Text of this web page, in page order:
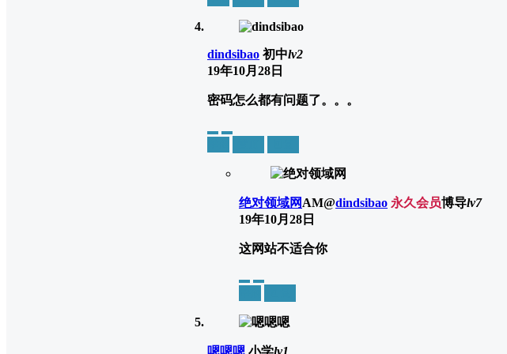
dindsibao 初中lv2
19年10月28日
密码怎么都有问题了。。。
绝对领域网AM@dindsibao 永久会员博导lv7
19年10月28日
这网站不适合你